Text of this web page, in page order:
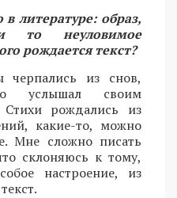
литературе: образ,
то неуловимое
рождается текст?
черпались из снов,
услышал своим
Стихи рождались из
какие-то, можно
Мне сложно писать
склоняюсь к тому,
настроение, из